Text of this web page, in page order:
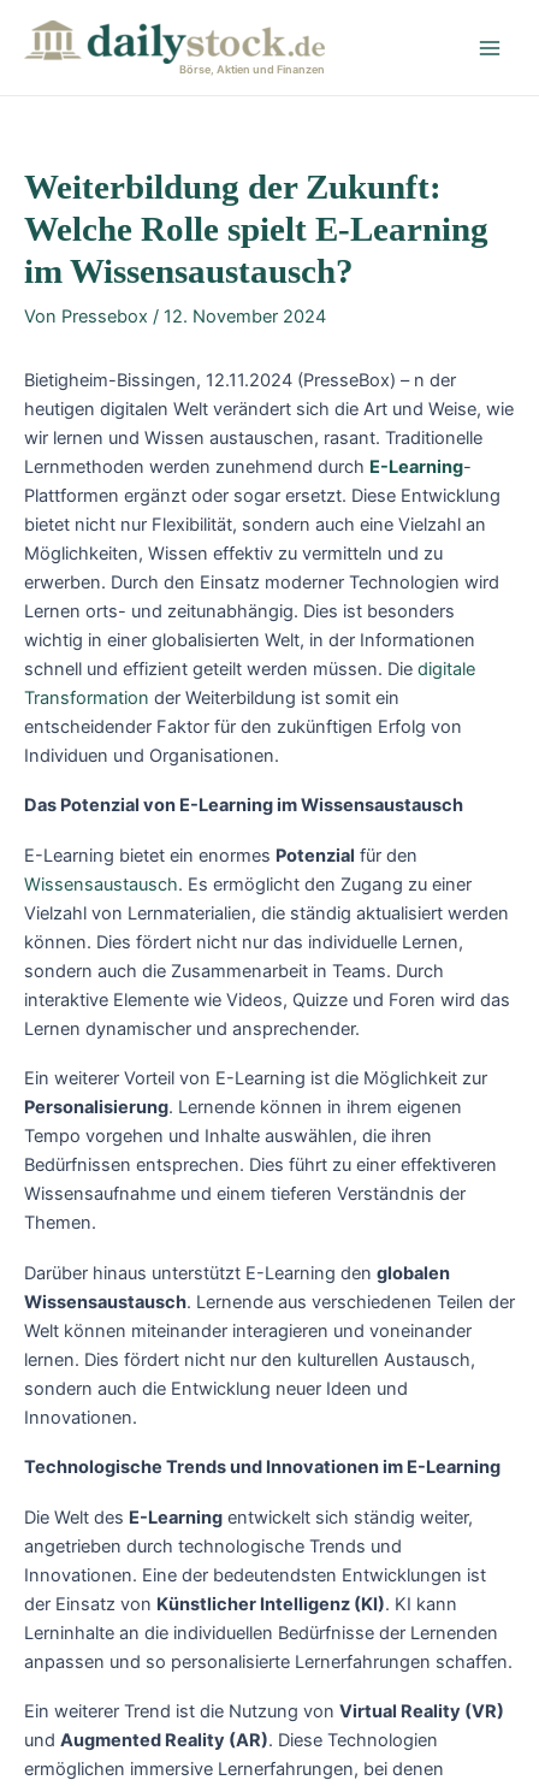
Börse, Aktien und Finanzen
Weiterbildung der Zukunft:
Welche Rolle spielt E-Learning
im Wissensaustausch?
Von Pressebox / 12. November 2024
Bietigheim-Bissingen, 12.11.2024 (PresseBox) – n der
heutigen digitalen Welt verändert sich die Art und Weise, wie
wir lernen und Wissen austauschen, rasant. Traditionelle
Lernmethoden werden zunehmend durch E-Learning-
Plattformen ergänzt oder sogar ersetzt. Diese Entwicklung
bietet nicht nur Flexibilität, sondern auch eine Vielzahl an
Möglichkeiten, Wissen effektiv zu vermitteln und zu
erwerben. Durch den Einsatz moderner Technologien wird
Lernen orts- und zeitunabhängig. Dies ist besonders
wichtig in einer globalisierten Welt, in der Informationen
schnell und effizient geteilt werden müssen. Die digitale
Transformation der Weiterbildung ist somit ein
entscheidender Faktor für den zukünftigen Erfolg von
Individuen und Organisationen.
Das Potenzial von E-Learning im Wissensaustausch
E-Learning bietet ein enormes Potenzial für den
Wissensaustausch. Es ermöglicht den Zugang zu einer
Vielzahl von Lernmaterialien, die ständig aktualisiert werden
können. Dies fördert nicht nur das individuelle Lernen,
sondern auch die Zusammenarbeit in Teams. Durch
interaktive Elemente wie Videos, Quizze und Foren wird das
Lernen dynamischer und ansprechender.
Ein weiterer Vorteil von E-Learning ist die Möglichkeit zur
Personalisierung. Lernende können in ihrem eigenen
Tempo vorgehen und Inhalte auswählen, die ihren
Bedürfnissen entsprechen. Dies führt zu einer effektiveren
Wissensaufnahme und einem tieferen Verständnis der
Themen.
Darüber hinaus unterstützt E-Learning den globalen
Wissensaustausch. Lernende aus verschiedenen Teilen der
Welt können miteinander interagieren und voneinander
lernen. Dies fördert nicht nur den kulturellen Austausch,
sondern auch die Entwicklung neuer Ideen und
Innovationen.
Technologische Trends und Innovationen im E-Learning
Die Welt des E-Learning entwickelt sich ständig weiter,
angetrieben durch technologische Trends und
Innovationen. Eine der bedeutendsten Entwicklungen ist
der Einsatz von Künstlicher Intelligenz (KI). KI kann
Lerninhalte an die individuellen Bedürfnisse der Lernenden
anpassen und so personalisierte Lernerfahrungen schaffen.
Ein weiterer Trend ist die Nutzung von Virtual Reality (VR)
und Augmented Reality (AR). Diese Technologien
ermöglichen immersive Lernerfahrungen, bei denen